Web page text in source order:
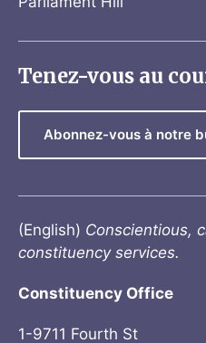
Tenez-vous au
Abonnez-vous à notre
(English) Conscientious,
constituency services.
Constituency Office
1-9711 Fourth St